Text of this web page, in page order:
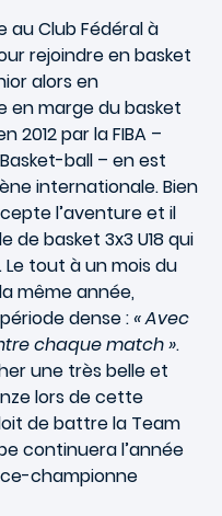
au Club Fédéral à
rejoindre en basket
alors en
en marge du basket
2012 par la FIBA –
ball – en est
internationale. Bien
l’aventure et il
de basket 3x3 U18 qui
Le tout à un mois du
même année,
dense :« Avec
chaque match ».
une très belle et
lors de cette
de battre la Team
continuera l’année
championne